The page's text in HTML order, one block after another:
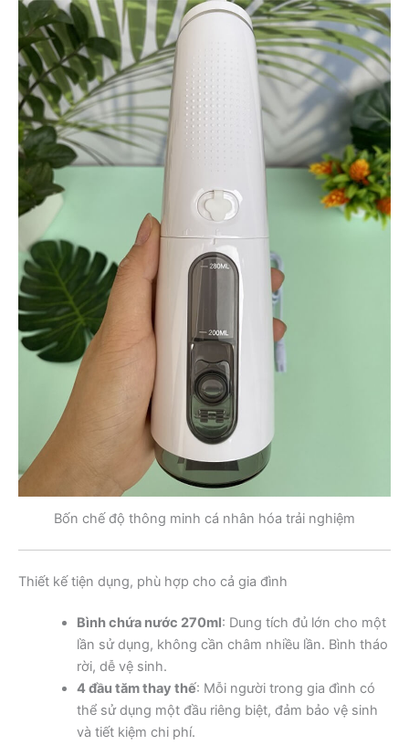
Bốn chế độ thông minh cá nhân hóa trải nghiệm
Thiết kế tiện dụng, phù hợp cho cả gia đình
Bình chứa nước 270ml: Dung tích đủ lớn cho một
lần sử dụng, không cần châm nhiều lần. Bình tháo
rời, dễ vệ sinh.
4 đầu tăm thay thế: Mỗi người trong gia đình có
thể sử dụng một đầu riêng biệt, đảm bảo vệ sinh
và tiết kiệm chi phí.